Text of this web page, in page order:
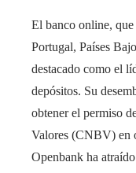
El banco online,
Portugal, Países
destacado como el
depósitos. Su
obtener el permiso
Valores (CNBV) en
Openbank ha